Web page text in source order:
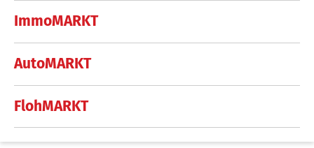
ImmoMARKT
AutoMARKT
FlohMARKT